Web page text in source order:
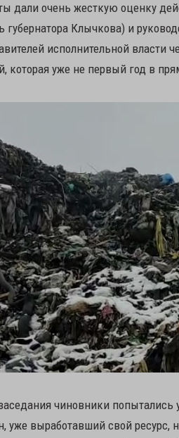
дали очень жесткую оценку
губернатора Клычкова) и
исполнительной власти
которая уже не первый год в
чиновники
уже выработавший свой